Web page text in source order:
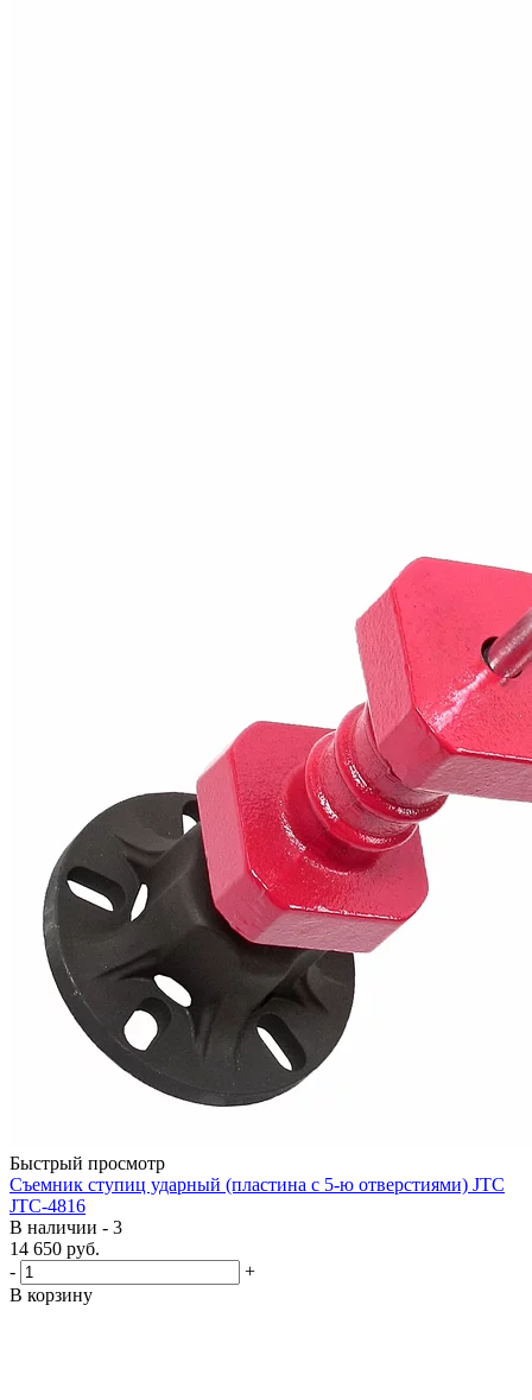
Быстрый просмотр
Съемник ступиц ударный (пластина с 5-ю отверстиями) JTC
JTC-4816
В наличии - 3
14 650 руб.
-
+
В корзину